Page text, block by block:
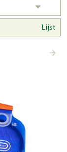
Toggle
Lijst